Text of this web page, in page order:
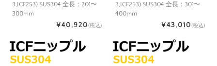
3,ICF253) SUS304 全長：201〜
300mm
¥40,920(税込)
3,ICF253) SUS304 全長：301〜
400mm
¥43,010(税込)